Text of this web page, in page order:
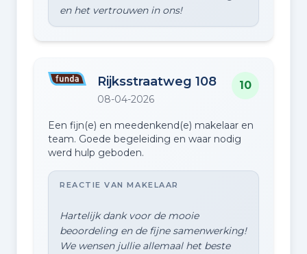
Rijksstraatweg 108
08-04-2026
10
Een fijn(e) en meedenkend(e) makelaar en
team. Goede begeleiding en waar nodig
werd hulp geboden.
REACTIE VAN MAKELAAR
Hartelijk dank voor de mooie
beoordeling en de fijne samenwerking!
We wensen jullie allemaal het beste